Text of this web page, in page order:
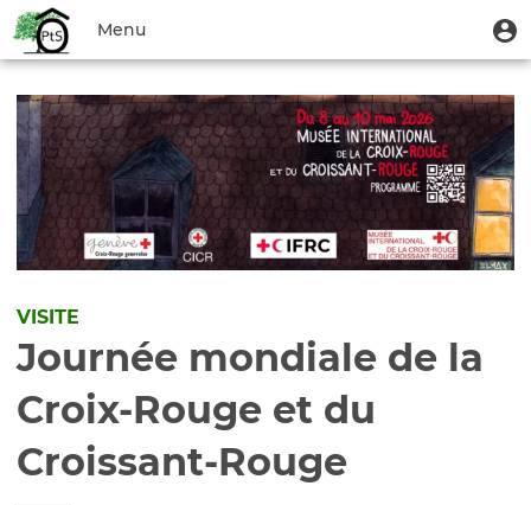
contenu
Menu
du
compte
de
l'utilisateur
Menu
Toggle
navigation
VISITE
Journée mondiale de la
Croix-Rouge et du
Croissant-Rouge